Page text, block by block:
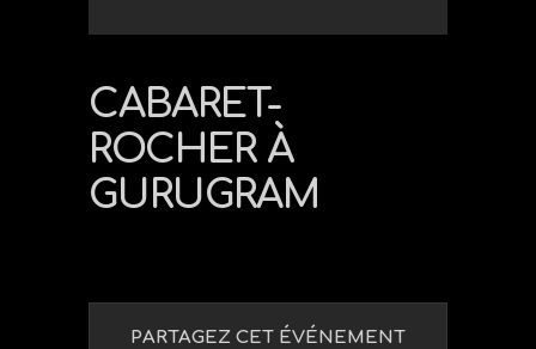
CABARET-
ROCHER À
GURUGRAM
PARTAGEZ CET ÉVÉNEMENT